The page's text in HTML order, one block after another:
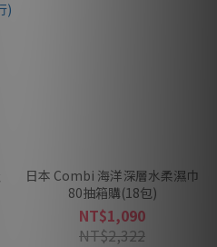
日本 Combi 海洋深層水柔濕巾
80抽箱購(18包)
NT$1,090
NT$2,322